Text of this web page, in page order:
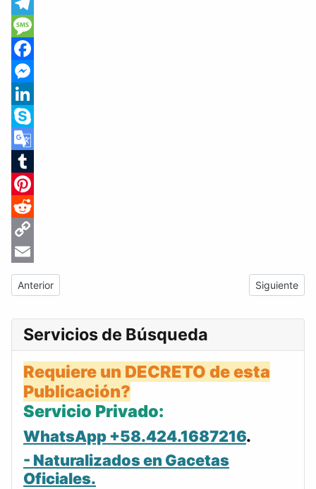
WhatsApp
Telegram
Message
Facebook
Messenger
LinkedIn
Skype
Google
Translate
Tumblr
Pinterest
Reddit
Copy
Link
Email
Artículo anterior: Gaceta Oficial de Venezuela #26244 del
Anterior Artículo
Siguiente
Servicios de Búsqueda
Requiere un DECRETO de esta
Publicación?
Servicio Privado:
WhatsApp +58.424.1687216.
- Naturalizados en Gacetas
Oficiales.